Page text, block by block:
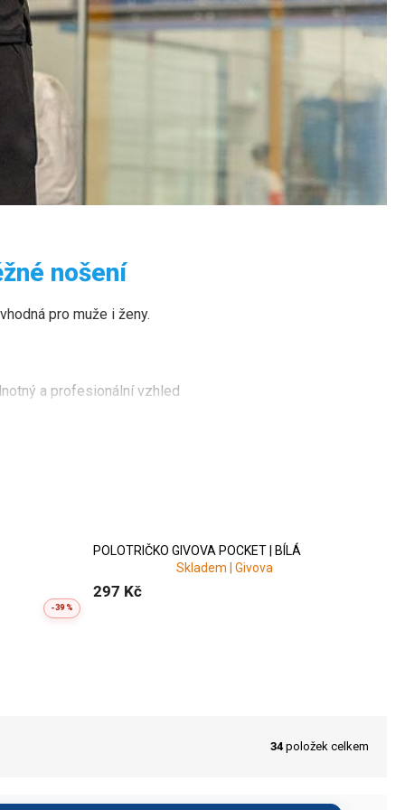
nošení
pro muže i ženy.
a profesionální vzhled
připravíme polotrika na
-39 %
POLOTRIČKO GIVOVA POCKET | BÍLÁ
Skladem | Givova
297 Kč
34položek celkem